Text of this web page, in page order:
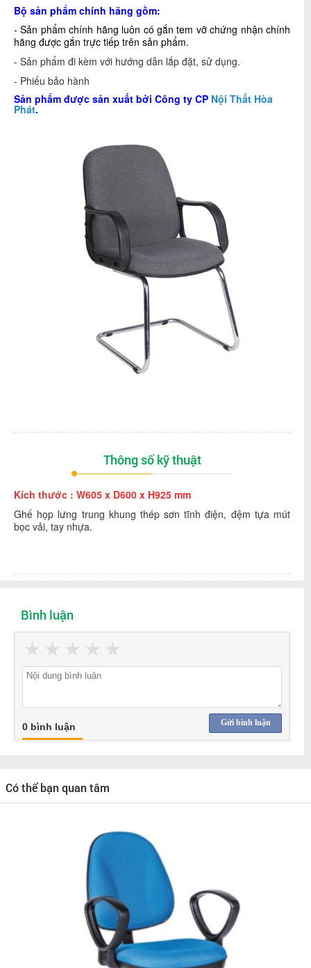
Bộ sản phẩm chính hãng gồm:
- Sản phẩm chính hãng luôn có gắn tem vỡ chứng nhận chính
hãng được gắn trực tiếp trên sản phẩm.
- Sản phẩm đi kèm với hướng dẫn lắp đặt, sử dụng.
- Phiếu bảo hành
Sản phẩm được sản xuất bởi Công ty CP Nội Thất Hòa
Phát.
Thông số kỹ thuật
Kích thước : W605 x D600 x H925 mm
Ghế họp lưng trung khung thép sơn tĩnh điện, đệm tựa mút
bọc vải, tay nhựa.
Bình luận
★
★
★
★
★
Gửi bình luận
0 bình luận
Có thể bạn quan tâm